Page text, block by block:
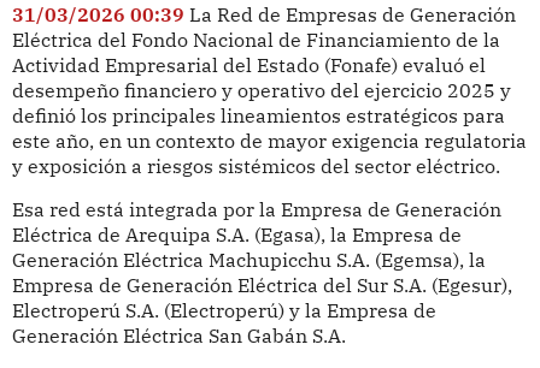
31/03/2026 00:39 La Red de Empresas de Generación
Eléctrica del Fondo Nacional de Financiamiento de la
Actividad Empresarial del Estado (Fonafe) evaluó el
desempeño financiero y operativo del ejercicio 2025 y
definió los principales lineamientos estratégicos para
este año, en un contexto de mayor exigencia regulatoria
y exposición a riesgos sistémicos del sector eléctrico.
Esa red está integrada por la Empresa de Generación
Eléctrica de Arequipa S.A. (Egasa), la Empresa de
Generación Eléctrica Machupicchu S.A. (Egemsa), la
Empresa de Generación Eléctrica del Sur S.A. (Egesur),
Electroperú S.A. (Electroperú) y la Empresa de
Generación Eléctrica San Gabán S.A.